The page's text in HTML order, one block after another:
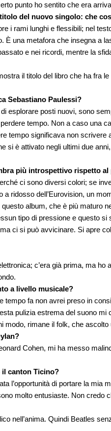
punto ho sentito che era
del nuovo singolo: che
i rami lunghi e flessibili; nel
È una metafora che insegna a
e nei ricordi, mentre la
il titolo del libro che ha fra le
Sebastiano Paulessi?
esplorare posti nuovi, sono
tempo. Non a caso una
tempo significava non scrivere
si è attivato negli ultimi due
più introspettivo rispetto al
ci sono diversi colori; se
a ridosso dell’Eurovision, un
album, che è più maturo
tipo di pressione e questo si
ci si può avvicinare. Si apre
c’era già prima, ma
a livello musicale?
tempo fa non avrei preso in
pulizia estrema del suono mi
rimane il folk, che ascolto
Cohen, mi ha messo
il canton Ticino?
l’opportunità di portare la mia
molto entusiaste. Non credo
nell’anima. Quindi Beatles